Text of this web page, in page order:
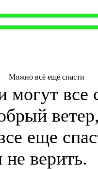
Можно всё ещё спасти
могут все
ветер,
еще
верить.